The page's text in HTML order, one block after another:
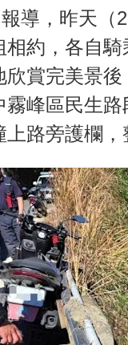
導，昨天（
約，各自
欣賞完美景
霧峰區民生
路旁護欄，